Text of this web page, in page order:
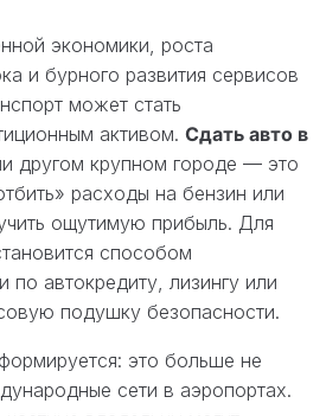
экономики, роста
и бурного развития сервисов
может стать
активом. Сдать авто в
другом крупном городе — это
расходы на бензин или
ощутимую прибыль. Для
способом
по автокредиту, лизингу или
подушку безопасности.
это больше не
сети в аэропортах.